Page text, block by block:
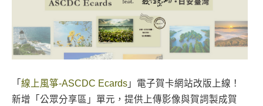
「 線上風箏-ASCDC Ecards」電子賀卡網站改版上線！
新增「公眾分享區」單元，提供上傳影像與賀詞製成賀